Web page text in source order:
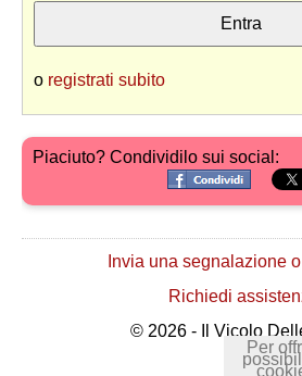
o registrati subito
Piaciuto? Condividilo sui social:
Invia una segnalazione
Richiedi
© 2026 - Il Vicolo
Per